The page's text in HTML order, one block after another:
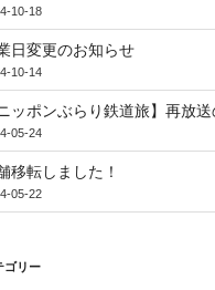
10-18
日変更のお知らせ
10-14
ニッポンぶらり鉄道旅】再放
05-24
移転しました！
05-22
ゴリー